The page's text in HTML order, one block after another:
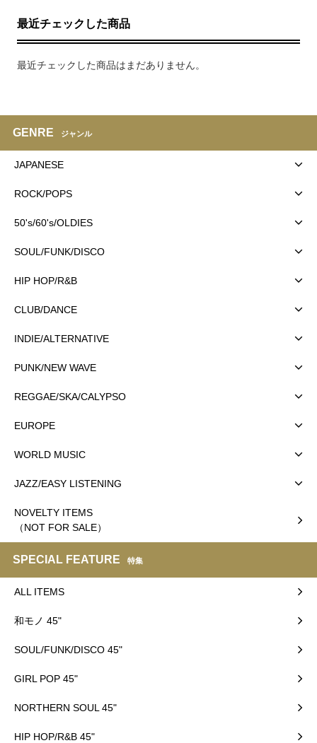
最近チェックした商品
最近チェックした商品はまだありません。
GENRE ジャンル
JAPANESE
ROCK/POPS
50's/60's/OLDIES
SOUL/FUNK/DISCO
HIP HOP/R&B
CLUB/DANCE
INDIE/ALTERNATIVE
PUNK/NEW WAVE
REGGAE/SKA/CALYPSO
EUROPE
WORLD MUSIC
JAZZ/EASY LISTENING
NOVELTY ITEMS
（NOT FOR SALE）
SPECIAL FEATURE 特集
ALL ITEMS
和モノ 45"
SOUL/FUNK/DISCO 45"
GIRL POP 45"
NORTHERN SOUL 45"
HIP HOP/R&B 45"